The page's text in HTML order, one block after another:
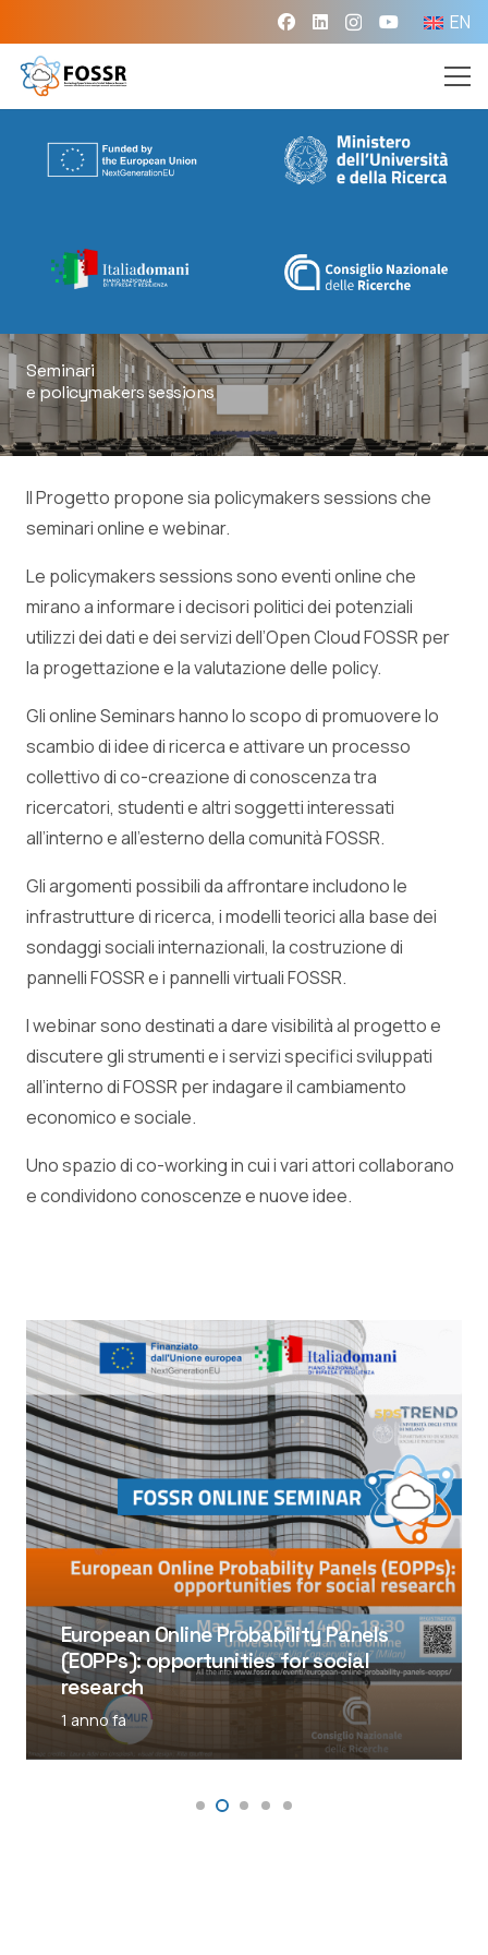
EN
Seminari
e policymakers sessions
Il Progetto propone sia policymakers sessions che
seminari online e webinar.
Le policymakers sessions sono eventi online che
mirano a informare i decisori politici dei potenziali
utilizzi dei dati e dei servizi dell’Open Cloud FOSSR per
la progettazione e la valutazione delle policy.
Gli online Seminars hanno lo scopo di promuovere lo
scambio di idee di ricerca e attivare un processo
collettivo di co-creazione di conoscenza tra
ricercatori, studenti e altri soggetti interessati
all’interno e all’esterno della comunità FOSSR.
Gli argomenti possibili da affrontare includono le
infrastrutture di ricerca, i modelli teorici alla base dei
sondaggi sociali internazionali, la costruzione di
pannelli FOSSR e i pannelli virtuali FOSSR.
I webinar sono destinati a dare visibilità al progetto e
discutere gli strumenti e i servizi specifici sviluppati
all’interno di FOSSR per indagare il cambiamento
economico e sociale.
Uno spazio di co-working in cui i vari attori collaborano
e condividono conoscenze e nuove idee.
European Online Probability Panels
(EOPPs): opportunities for social
research
1 anno fa